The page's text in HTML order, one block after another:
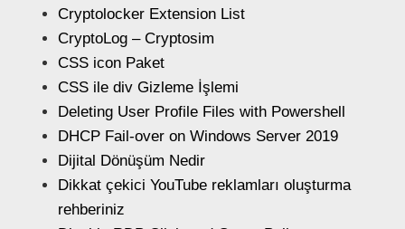
Cryptolocker Extension List
CryptoLog – Cryptosim
CSS icon Paket
CSS ile div Gizleme İşlemi
Deleting User Profile Files with Powershell
DHCP Fail-over on Windows Server 2019
Dijital Dönüşüm Nedir
Dikkat çekici YouTube reklamları oluşturma
rehberiniz